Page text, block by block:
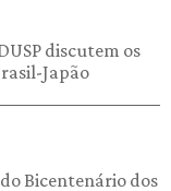
discutem os
Japão
Bicentenário dos